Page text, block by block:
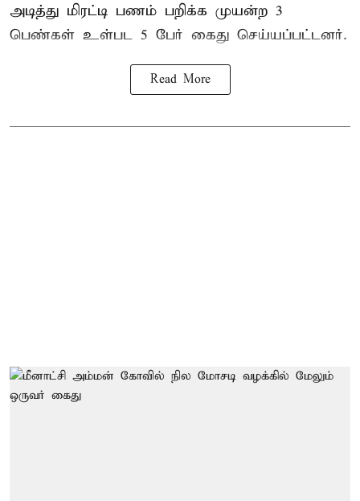
அடித்து மிரட்டி பணம் பறிக்க முயன்ற 3
பெண்கள் உள்பட 5 பேர் கைது செய்யப்பட்டனர்.
Read More